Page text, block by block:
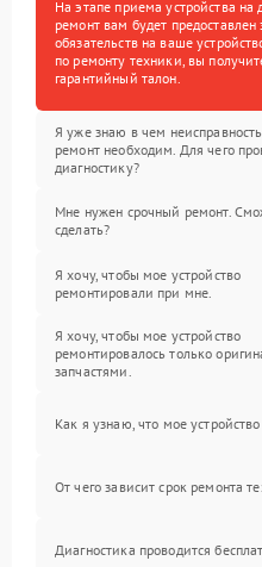
На этапе приема устройства
ремонт вам будет
обязательств на ваше
по ремонту техники, вы
гарантийный талон.
Я уже знаю в чем
ремонт необходим. Для чего
диагностику?
Мне нужен срочный ремонт.
сделать?
Я хочу, чтобы мое устройство
ремонтировали при мне.
Я хочу, чтобы мое устройство
ремонтировалось только
запчастями.
Как я узнаю, что мое устройство
От чего зависит срок ремонта
Диагностика проводится